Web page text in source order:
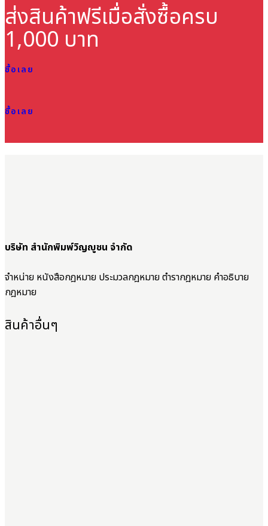
ส่งสินค้าฟรีเมื่อสั่งซื้อครบ
1,000 บาท
ซื้อเลย
ซื้อเลย
บริษัท สำนักพิมพ์วิญญูชน จำกัด
จำหน่าย หนังสือกฎหมาย ประมวลกฎหมาย ตำรากฎหมาย คำอธิบาย
กฎหมาย
สินค้าอื่นๆ